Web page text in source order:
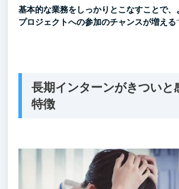
基本的な業務をしっかりとこなすことで、
プロジェクトへの参加のチャンスが増える
長期インターンがきついと
特徴